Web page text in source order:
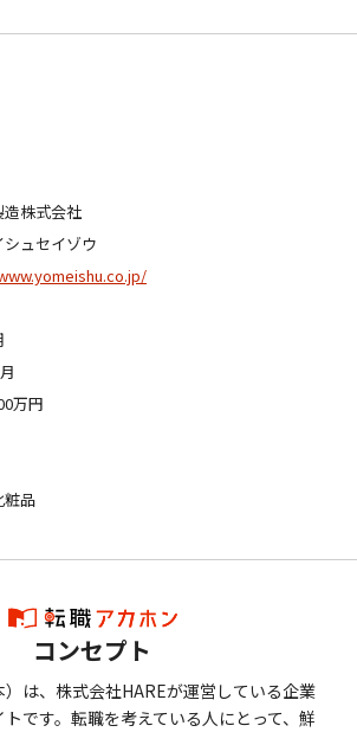
株式会社
シュセイゾウ
万円
粧品
コンセプト
は、株式会社HAREが運営している企業
です。転職を考えている人にとって、鮮